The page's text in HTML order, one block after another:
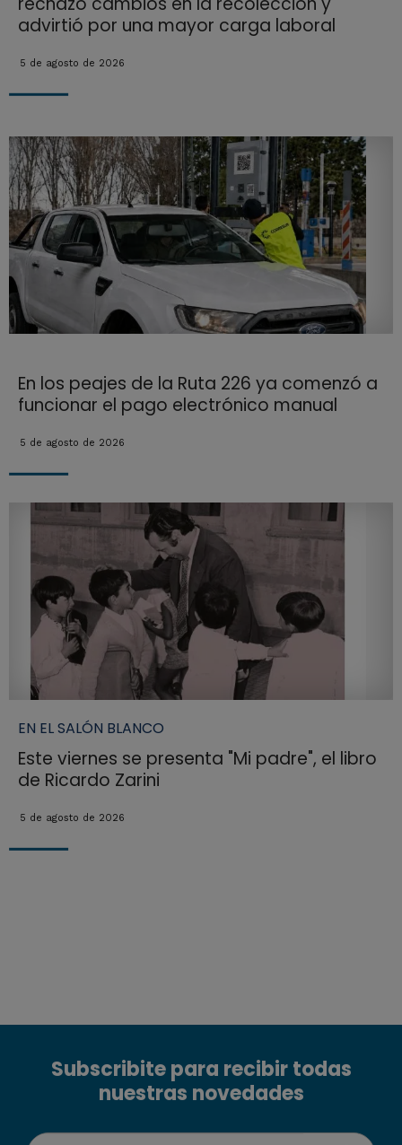
advirtió por una mayor carga laboral
5 de agosto de 2026
En los peajes de la Ruta 226 ya comenzó a
funcionar el pago electrónico manual
5 de agosto de 2026
EN EL SALÓN BLANCO
Este viernes se presenta "Mi padre", el libro
de Ricardo Zarini
5 de agosto de 2026
Subscribite para recibir todas
nuestras novedades